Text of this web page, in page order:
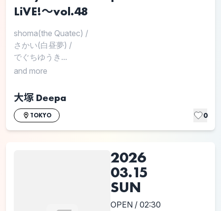
LiVE!～vol.48
shoma(the Quatec) /
さかい(白昼夢) /
でぐちゆうき...
and more
大塚 Deepa
TOKYO 0
2026
03.15
SUN
OPEN / 02:30